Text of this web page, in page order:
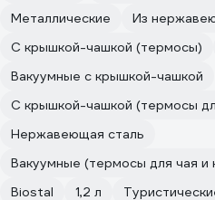
Металлические
Из
С крышкой-чашкой (термосы)
Вакуумные с крышкой-чашкой
С крышкой-чашкой (термосы
Нержавеющая сталь
Вакуумные (термосы для чая и
Biostal
1,2 л